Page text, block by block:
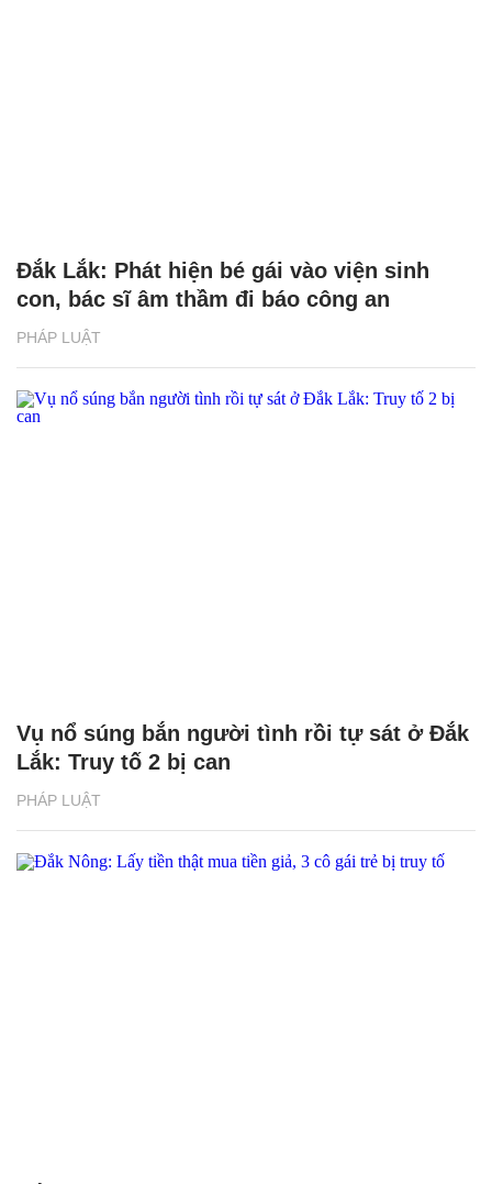
PHÁP LUẬT
Đắk Lắk: Phát hiện bé gái vào viện sinh
con, bác sĩ âm thầm đi báo công an
PHÁP LUẬT
Vụ nổ súng bắn người tình rồi tự sát ở Đắk
Lắk: Truy tố 2 bị can